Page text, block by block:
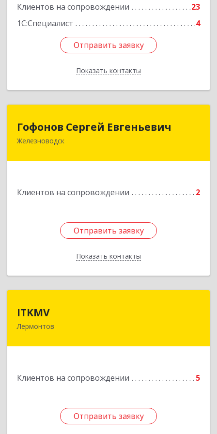
Клиентов на сопровождении
23
1С:Специалист
4
Отправить заявку
Показать контакты
Отправить заявку
Назад
Гофонов Сергей Евгеньевич
Железноводск
Клиентов на сопровождении 2
Отправить заявку
Показать контакты
Гофонов Сергей Евгеньевич
Отправить заявку
Назад
ITKMV
Лермонтов
Клиентов на сопровождении 5
Отправить заявку
Отправить заявку